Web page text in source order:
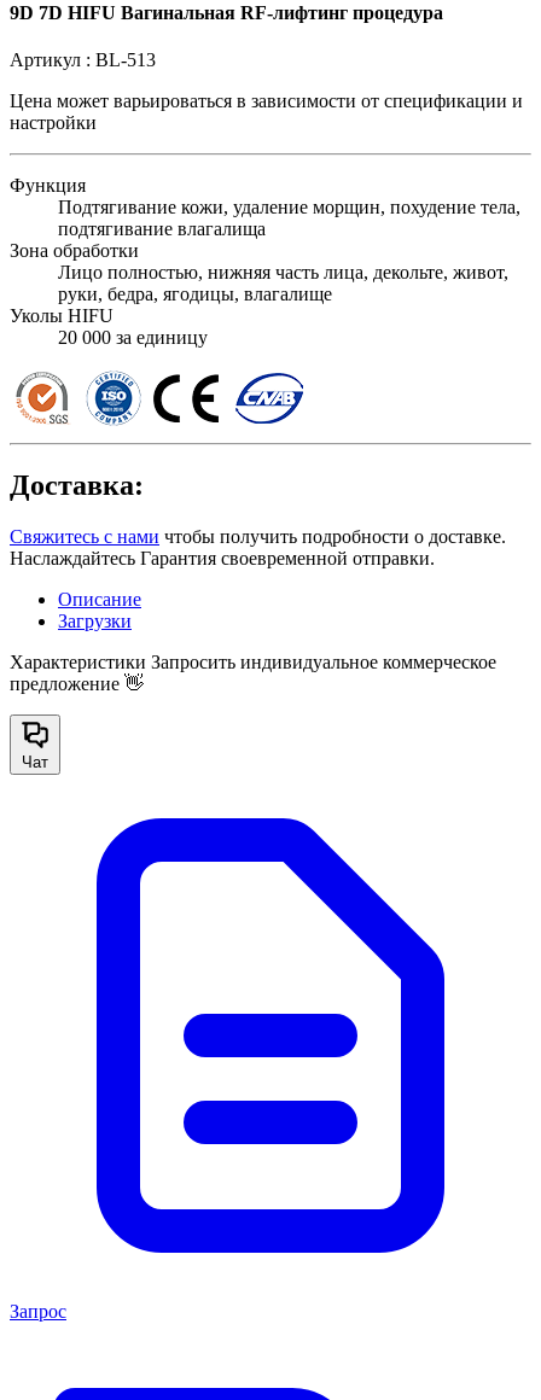
9D 7D HIFU Вагинальная RF-лифтинг процедура
Артикул : BL-513
Цена может варьироваться в зависимости от спецификации и
настройки
Функция
Подтягивание кожи, удаление морщин, похудение тела,
подтягивание влагалища
Зона обработки
Лицо полностью, нижняя часть лица, декольте, живот,
руки, бедра, ягодицы, влагалище
Уколы HIFU
20 000 за единицу
Доставка:
Свяжитесь с нами чтобы получить подробности о доставке.
Наслаждайтесь Гарантия своевременной отправки.
Описание
Загрузки
Характеристики Запросить индивидуальное коммерческое
предложение 👋
Чат
Запрос